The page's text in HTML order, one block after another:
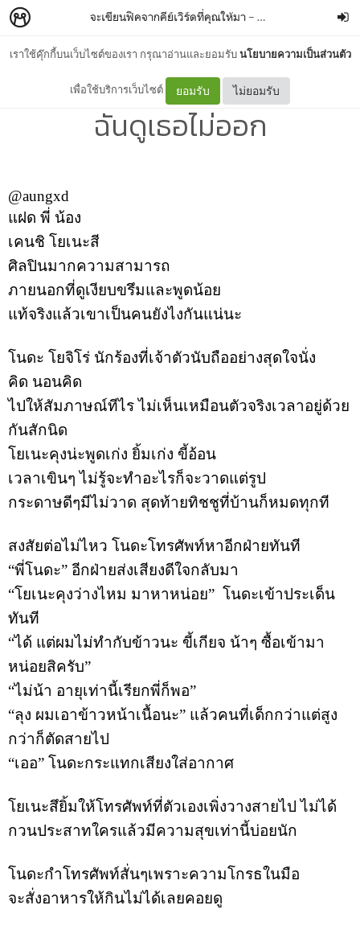
เราใช้คุ๊กกี้บนเว็บไซต์ของเรา กรุณาอ่านและยอมรับนโยบายความเป็นส่วนตัว
เพื่อใช้บริการเว็บไซต์ ยอมรับ ไม่ยอมรับ
จะเขียนฟิคจากคีย์เวิร์ดที่คุณให้มา – punpun35
เธอเป็นยังไงฉันอยากรู้ เพราะ
ฉันดูเธอไม่ออก
@aungxd
แฝด พี่ น้อง
เคนชิ โยเนะสี
ศิลปินมากความสามารถ
ภายนอกที่ดูเงียบขรึมและพูดน้อย
แท้จริงแล้วเขาเป็นคนยังไงกันแน่นะ
โนดะ โยจิโร่ นักร้องที่เจ้าตัวนับถืออย่างสุดใจนั่ง
คิด นอนคิด
ไปให้สัมภาษณ์ทีไร ไม่เห็นเหมือนตัวจริงเวลาอยู่ด้วย
กันสักนิด
โยเนะคุงน่ะพูดเก่ง ยิ้มเก่ง ขี้อ้อน
เวลาเขินๆ ไม่รู้จะทำอะไรก็จะวาดแต่รูป
กระดาษดีๆมีไม่วาด สุดท้ายทิชชูที่บ้านก็หมดทุกที
สงสัยต่อไม่ไหว โนดะโทรศัพท์หาอีกฝ่ายทันที
“พี่โนดะ” อีกฝ่ายส่งเสียงดีใจกลับมา
“โยเนะคุงว่างไหม มาหาหน่อย” โนดะเข้าประเด็น
ทันที
“ได้ แต่ผมไม่ทำกับข้าวนะ ขี้เกียจ น้าๆ ซื้อเข้ามา
หน่อยสิครับ”
“ไม่น้า อายุเท่านี้เรียกพี่ก็พอ”
“ลุง ผมเอาข้าวหน้าเนื้อนะ” แล้วคนที่เด็กกว่าแต่สูง
กว่าก็ตัดสายไป
“เออ” โนดะกระแทกเสียงใส่อากาศ
โยเนะสึยิ้มให้โทรศัพท์ที่ตัวเองเพิ่งวางสายไป ไม่ได้
กวนประสาทใครแล้วมีความสุขเท่านี้บ่อยนัก
โนดะกำโทรศัพท์สั่นๆเพราะความโกรธในมือ
จะสั่งอาหารให้กินไม่ได้เลยคอยดู